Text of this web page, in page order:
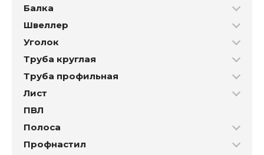
Балка
Швеллер
Уголок
Труба круглая
Труба профильная
Лист
ПВЛ
Полоса
Профнастил